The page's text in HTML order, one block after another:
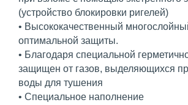
(устройство блокировки ригелей)
• Высококачественный
оптимальной защиты.
• Благодаря специальной
защищен от газов, выделяющихся
воды для тушения
• Специальное наполнение